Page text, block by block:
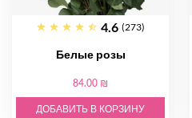
4.6 (273)
Белые розы
84.00 ₪
ДОБАВИТЬ В КОРЗИНУ